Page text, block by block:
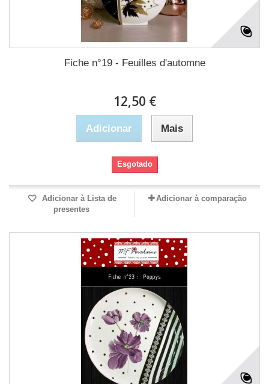
Fiche n°19 - Feuilles d'automne
12,50 €
Adicionar Mais
Esgotado
Adicionar à Lista de
presentes
Adicionar à comparação